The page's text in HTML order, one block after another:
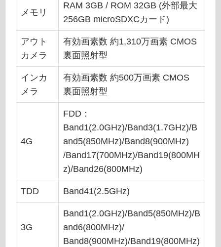
メモリ
RAM 3GB / ROM 32GB (外部最大
256GB microSDXCカード)
アウト
カメラ
有効画素数 約1,310万画素 CMOS
裏面照射型
インカ
メラ
有効画素数 約500万画素 CMOS
裏面照射型
4G
FDD：
Band1(2.0GHz)/Band3(1.7GHz)/B
and5(850MHz)/Band8(900MHz)
/Band17(700MHz)/Band19(800MH
z)/Band26(800MHz)
TDD Band41(2.5GHz)
3G
Band1(2.0GHz)/Band5(850MHz)/B
and6(800MHz)/
Band8(900MHz)/Band19(800MHz)